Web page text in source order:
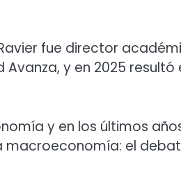
fue director
Avanza, y en 2025
y en los últimos
macroeconomía: el